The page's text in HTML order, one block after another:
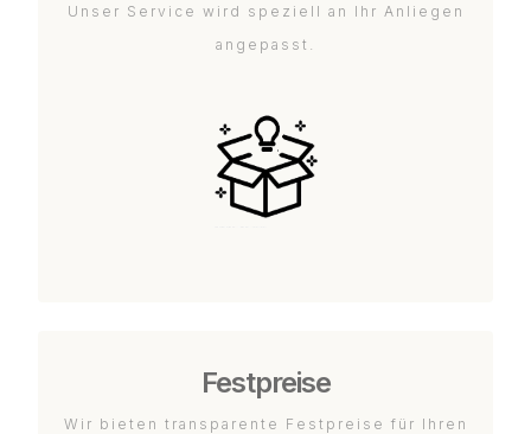
Unser Service wird speziell an Ihr Anliegen
angepasst.
Festpreise
Wir bieten transparente Festpreise für Ihren